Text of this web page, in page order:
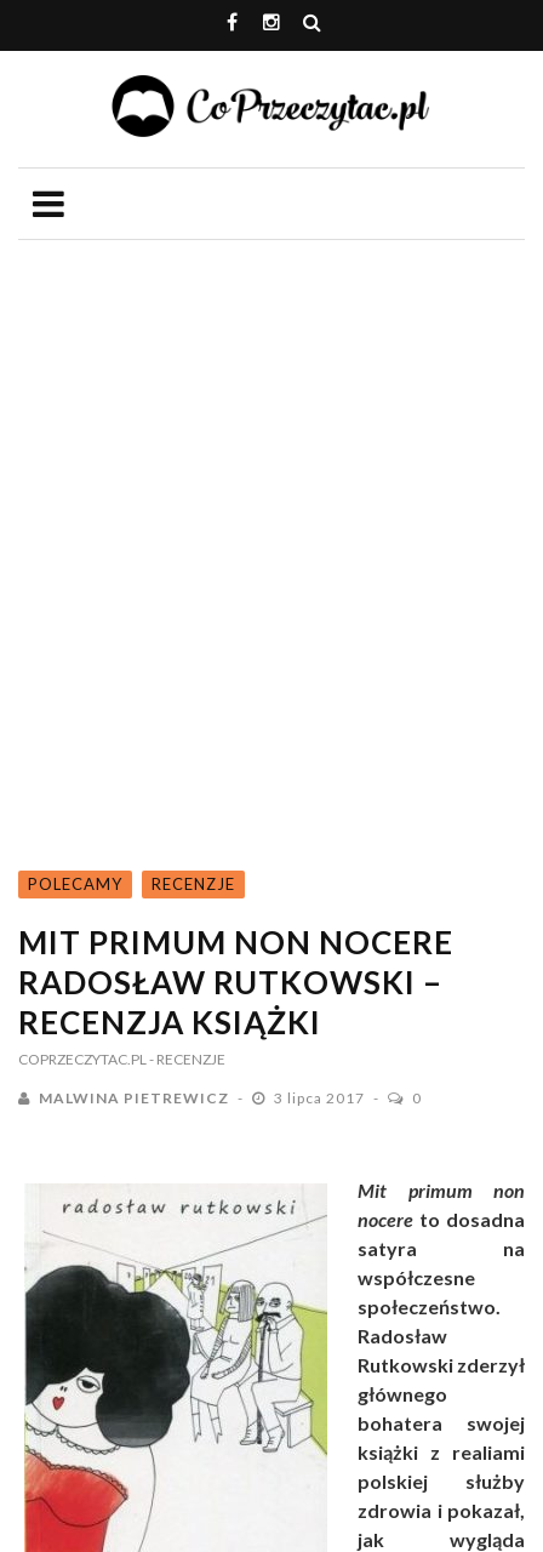
POLECAMY RECENZJE
MIT PRIMUM NON NOCERE
RADOSŁAW RUTKOWSKI –
RECENZJA KSIĄŻKI
COPRZECZYTAC.PL - RECENZJE
MALWINA PIETREWICZ 3 lipca 2017 0
Mit primum non
nocere to dosadna
satyra na
współczesne
społeczeństwo.
Radosław
Rutkowski zderzył
głównego
bohatera swojej
książki z realiami
polskiej służby
zdrowia i pokazał,
jak wygląda